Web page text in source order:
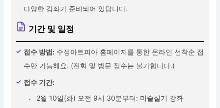
다양한 강좌가 준비되어 있답니다.
기간 및 일정
접수 방법: 수성아트피아 홈페이지를 통한 온라인 선착순 접
수만 가능해요. (전화 및 방문 접수는 불가합니다.)
접수 기간:
2월 10일(화) 오전 9시 30분부터: 미술실기 강좌